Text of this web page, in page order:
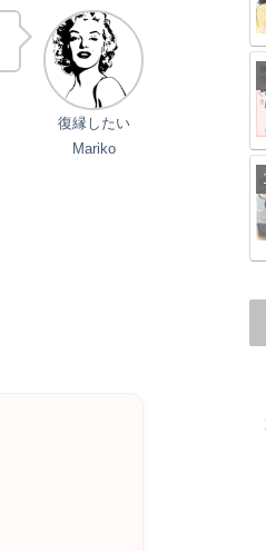
復縁したい
Mariko